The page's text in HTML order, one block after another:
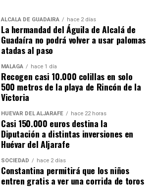
ALCALÁ DE GUADAÍRA hace 2 días
La hermandad del Águila de Alcalá de
Guadaíra no podrá volver a usar palomas
atadas al paso
MÁLAGA hace 1 día
Recogen casi 10.000 colillas en solo
500 metros de la playa de Rincón de la
Victoria
HUÉVAR DEL ALJARAFE hace 22 horas
Casi 150.000 euros destina la
Diputación a distintas inversiones en
Huévar del Aljarafe
SOCIEDAD hace 2 días
Constantina permitirá que los niños
entren gratis a ver una corrida de toros